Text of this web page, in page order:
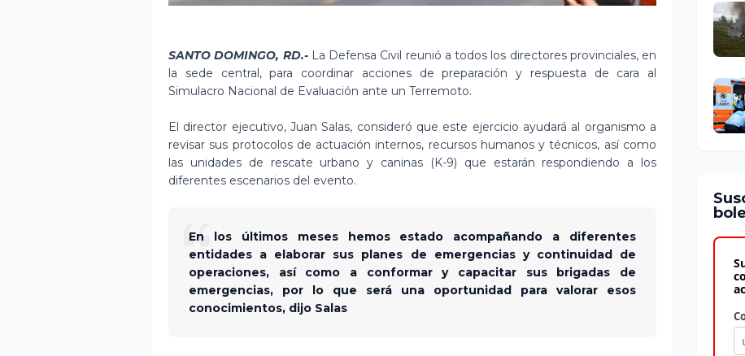
SANTO DOMINGO, RD.-La Defensa Civil reunió a todos los directores provinciales, en
la sede central, para coordinar acciones de preparación y respuesta de cara al
Simulacro Nacional de Evaluación ante un Terremoto.
El director ejecutivo, Juan Salas, consideró que este ejercicio ayudará al organismo a
revisar sus protocolos de actuación internos, recursos humanos y técnicos, así como
las unidades de rescate urbano y caninas (K-9) que estarán respondiendo a los
diferentes escenarios del evento.
En los últimos meses hemos estado acompañando a diferentes
entidades a elaborar sus planes de emergencias y continuidad de
operaciones, así como a conformar y capacitar sus brigadas de
emergencias, por lo que será una oportunidad para valorar esos
conocimientos, dijo Salas